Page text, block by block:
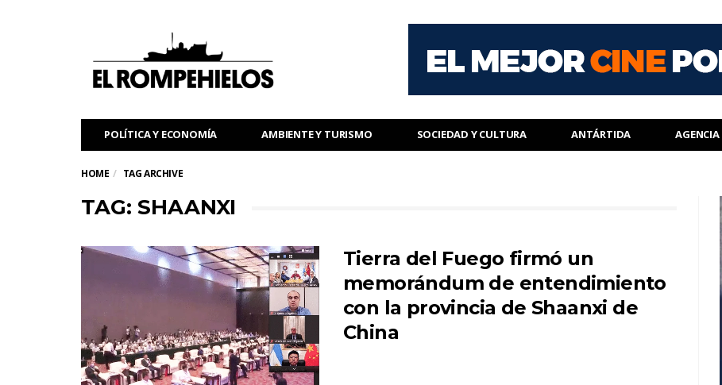
POLÍTICA Y ECONOMÍA AMBIENTE Y TURISMO SOCIEDAD Y CULTURA ANTÁRTIDA AGENCIA
HOME TAG ARCHIVE
TAG: SHAANXI
Tierra del Fuego firmó un
memorándum de entendimiento
con la provincia de Shaanxi de
China